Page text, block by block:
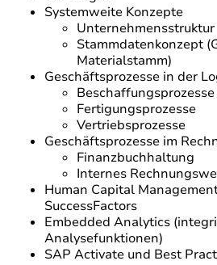
Systemweite Konzepte
Unternehmensstruktur
Stammdatenkonzept
Materialstamm)
Geschäftsprozesse in der
Beschaffungsprozesse
Fertigungsprozesse
Vertriebsprozesse
Geschäftsprozesse im
Finanzbuchhaltung
Internes
Human Capital
SuccessFactors
Embedded Analytics
Analysefunktionen)
SAP Activate und Best